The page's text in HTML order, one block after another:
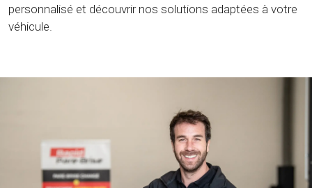
personnalisé et découvrir nos solutions adaptées à votre
véhicule.